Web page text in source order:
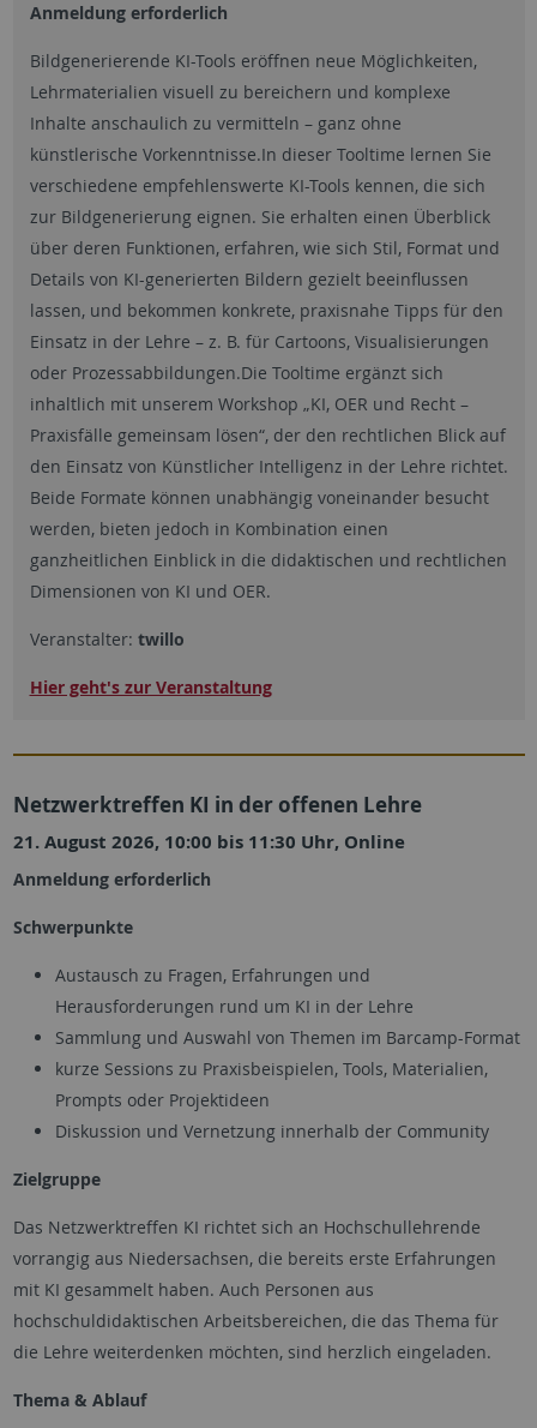
Anmeldung erforderlich
Bildgenerierende KI-Tools eröffnen neue Möglichkeiten,
Lehrmaterialien visuell zu bereichern und komplexe
Inhalte anschaulich zu vermitteln – ganz ohne
künstlerische Vorkenntnisse.In dieser Tooltime lernen Sie
verschiedene empfehlenswerte KI-Tools kennen, die sich
zur Bildgenerierung eignen. Sie erhalten einen Überblick
über deren Funktionen, erfahren, wie sich Stil, Format und
Details von KI-generierten Bildern gezielt beeinflussen
lassen, und bekommen konkrete, praxisnahe Tipps für den
Einsatz in der Lehre – z. B. für Cartoons, Visualisierungen
oder Prozessabbildungen.Die Tooltime ergänzt sich
inhaltlich mit unserem Workshop „KI, OER und Recht –
Praxisfälle gemeinsam lösen“, der den rechtlichen Blick auf
den Einsatz von Künstlicher Intelligenz in der Lehre richtet.
Beide Formate können unabhängig voneinander besucht
werden, bieten jedoch in Kombination einen
ganzheitlichen Einblick in die didaktischen und rechtlichen
Dimensionen von KI und OER.
Veranstalter: twillo
Hier geht's zur Veranstaltung
Netzwerktreffen KI in der offenen Lehre
21. August 2026, 10:00 bis 11:30 Uhr, Online
Anmeldung erforderlich
Schwerpunkte
Austausch zu Fragen, Erfahrungen und
Herausforderungen rund um KI in der Lehre
Sammlung und Auswahl von Themen im Barcamp-Format
kurze Sessions zu Praxisbeispielen, Tools, Materialien,
Prompts oder Projektideen
Diskussion und Vernetzung innerhalb der Community
Zielgruppe
Das Netzwerktreffen KI richtet sich an Hochschullehrende
vorrangig aus Niedersachsen, die bereits erste Erfahrungen
mit KI gesammelt haben. Auch Personen aus
hochschuldidaktischen Arbeitsbereichen, die das Thema für
die Lehre weiterdenken möchten, sind herzlich eingeladen.
Thema & Ablauf